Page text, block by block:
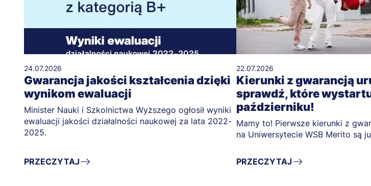
24.07.2026
Gwarancja jakości kształcenia dzięki
wynikom ewaluacji
Minister Nauki i Szkolnictwa Wyższego ogłosił wyniki
ewaluacji jakości działalności naukowej za lata 2022-
2025.
PRZECZYTAJ
22.07.2026
Kierunki z gwarancją
sprawdź, które
październiku!
Mamy to! Pierwsze kierunki z
na Uniwersytecie WSB Merito są
PRZECZYTAJ